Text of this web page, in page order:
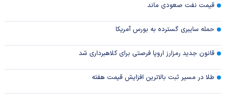
قیمت نفت صعودی ماند
حمله سایبری گسترده به بورس آمریکا
قانون جدید رمزارز اروپا فرصتی برای کلاهبرداری شد
طلا در مسیر ثبت بالاترین افزایش قیمت هفته